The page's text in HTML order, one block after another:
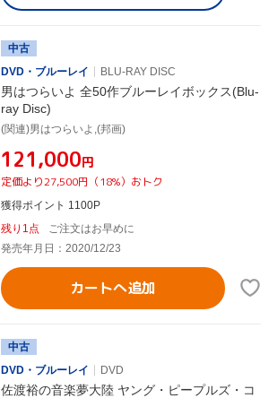
中古
DVD・ブルーレイ
BLU-RAY DISC
男はつらいよ 全50作ブルーレイボックス(Blu-
ray Disc)
(関連)男はつらいよ,(邦画)
¥121,000円
定価より27,500円（18%）おトク
獲得ポイント 1100P
残り1点
ご注文はお早めに
発売年月日：2020/12/23
カートへ追加
中古
DVD・ブルーレイ
DVD
佐渡裕の音楽夢大陸 ヤング・ピープルズ・コ